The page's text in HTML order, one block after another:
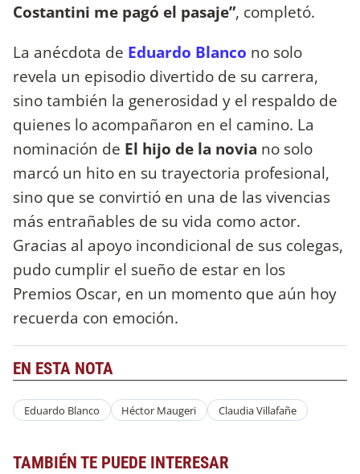
Costantini me pagó el pasaje”, completó.
La anécdota de Eduardo Blanco no solo
revela un episodio divertido de su carrera,
sino también la generosidad y el respaldo de
quienes lo acompañaron en el camino. La
nominación de El hijo de la novia no solo
marcó un hito en su trayectoria profesional,
sino que se convirtió en una de las vivencias
más entrañables de su vida como actor.
Gracias al apoyo incondicional de sus colegas,
pudo cumplir el sueño de estar en los
Premios Oscar, en un momento que aún hoy
recuerda con emoción.
EN ESTA NOTA
Eduardo Blanco Héctor Maugeri Claudia Villafañe
TAMBIÉN TE PUEDE INTERESAR